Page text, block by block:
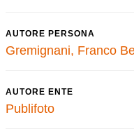
AUTORE PERSONA
Gremignani, Franco
AUTORE ENTE
Publifoto